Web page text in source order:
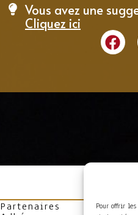
Pour offrir
Vous avez une
Cliquez ici
Partenaires